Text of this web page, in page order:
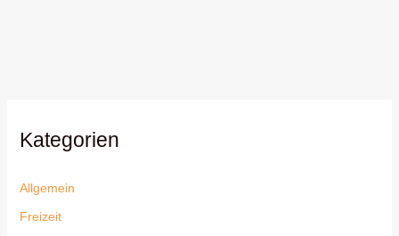
Kategorien
Allgemein
Freizeit